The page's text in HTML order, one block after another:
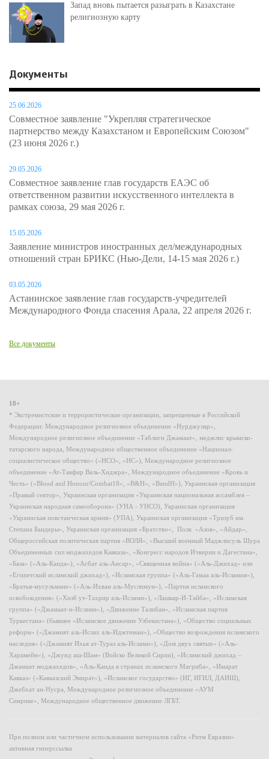
Запад вновь пытается разыграть в Казахстане
религиозную карту
Документы
25.06.2026
Совместное заявление "Укрепляя стратегическое
партнерство между Казахстаном и Европейским Союзом"
(23 июня 2026 г.)
29.05.2026
Совместное заявление глав государств ЕАЭС об
ответственном развитии искусственного интеллекта в
рамках союза, 29 мая 2026 г.
15.05.2026
Заявление министров иностранных дел/международных
отношений стран БРИКС (Нью-Дели, 14-15 мая 2026 г.)
03.05.2026
Астанинское заявление глав государств-учредителей
Международного Фонда спасения Арала, 22 апреля 2026 г.
Все документы
18+
* Экстремистские и террористические организации, запрещенные в Российской
Федерации: Международное религиозное объединение «Нурджулар»,
Международное религиозное объединение «Таблиги Джамаат», меджлис крымско-
татарского народа, Международное общественное объединение «Национал-
социалистическое общество» («НСО», «НС»), Международное религиозное
объединение «Ат-Такфир Валь-Хиджра», Международное объединение «Кровь и
Честь» («Blood and Honour/Combat18», «B&H», «BandH»), Украинская организация
«Правый сектор», Украинская организация «Украинская национальная ассамблея –
Украинская народная самооборона» (УНА - УНСО), Украинская организация
«Украинская повстанческая армия» (УПА), Украинская организация «Тризуб им.
Степана Бандеры», Украинская организация «Братство», Полк «Азов», «Айдар»,
Общероссийская политическая партия «ВОЛЯ», «Высший военный Маджлисуль Шура
Объединенных сил моджахедов Кавказа», «Конгресс народов Ичкерии и Дагестана»,
«База» («Аль-Каида»), «Асбат аль-Ансар», «Священная война» («Аль-Джихад» или
«Египетский исламский джихад»), «Исламская группа» («Аль-Гамаа аль-Исламия»),
«Братья-мусульмане» («Аль-Ихван аль-Муслимун»), «Партия исламского
освобождения» («Хизб ут-Тахрир аль-Ислами»), «Лашкар-И-Тайба», «Исламская
группа» («Джамаат-и-Ислами»), «Движение Талибан», «Исламская партия
Туркестана» (бывшее «Исламское движение Узбекистана»), «Общество социальных
реформ» («Джамият аль-Ислах аль-Иджтимаи»), «Общество возрождения исламского
наследия» («Джамият Ихья ат-Тураз аль-Ислами»), «Дом двух святых» («Аль-
Харамейн»), «Джунд аш-Шам» (Войско Великой Сирии), «Исламский джихад –
Джамаат моджахедов», «Аль-Каида в странах исламского Магриба», «Имарат
Кавказ» («Кавказский Эмират»), «Исламское государство» (ИГ, ИГИЛ, ДАИШ),
Джебхат ан-Нусра, Международное религиозное объединение «АУМ
Синрике», Международное общественное движение ЛГБТ.
При полном или частичном использовании материалов сайта «Ритм Евразии»
активная гиперссылка